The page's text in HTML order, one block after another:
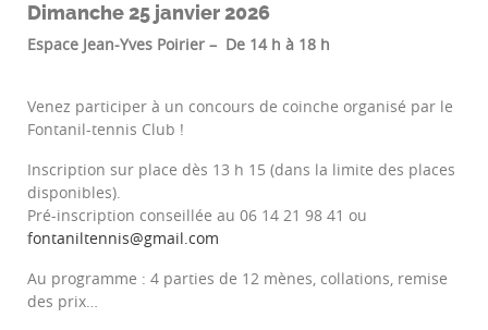
Dimanche 25 janvier 2026
Espace Jean-Yves Poirier – De 14 h à 18 h
Venez participer à un concours de coinche organisé par le
Fontanil-tennis Club !
Inscription sur place dès 13 h 15 (dans la limite des places
disponibles).
Pré-inscription conseillée au 06 14 21 98 41 ou
fontaniltennis@gmail.com
Au programme : 4 parties de 12 mènes, collations, remise
des prix…